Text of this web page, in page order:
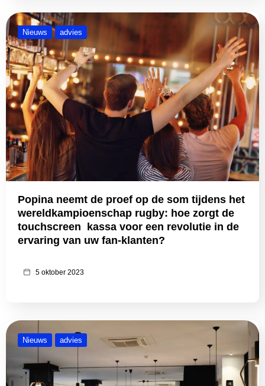
Nieuws advies
Popina neemt de proef op de som tijdens het
wereldkampioenschap rugby: hoe zorgt de
touchscreen kassa voor een revolutie in de
ervaring van uw fan-klanten?
5 oktober 2023
Nieuws advies